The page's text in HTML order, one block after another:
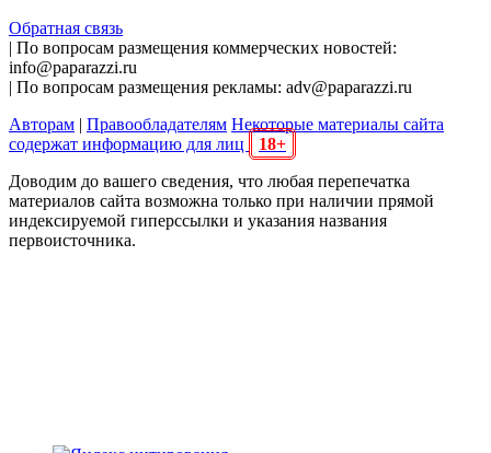
Обратная связь
| По вопросам размещения коммерческих новостей:
info@paparazzi.ru
| По вопросам размещения рекламы: adv@paparazzi.ru
Авторам | Правообладателям Некоторые материалы сайта
содержат информацию для лиц
18+
Доводим до вашего сведения, что любая перепечатка
материалов сайта возможна только при наличии прямой
индексируемой гиперссылки и указания названия
первоисточника.